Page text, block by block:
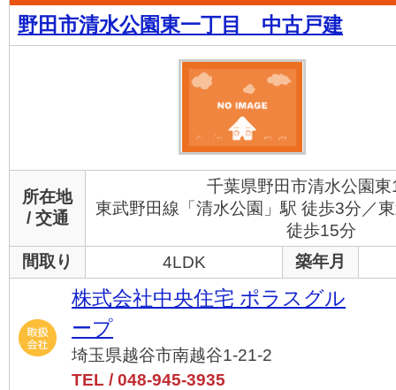
野田市清水公園東一丁目 中古戸建
所在地
/ 交通
千葉県野田市清水公園東
東武野田線「清水公園」駅 徒歩3分／
徒歩15分
間取り
4LDK 築年月
株式会社中央住宅 ポラスグル
ープ
埼玉県越谷市南越谷1-21-2
TEL / 048-945-3935